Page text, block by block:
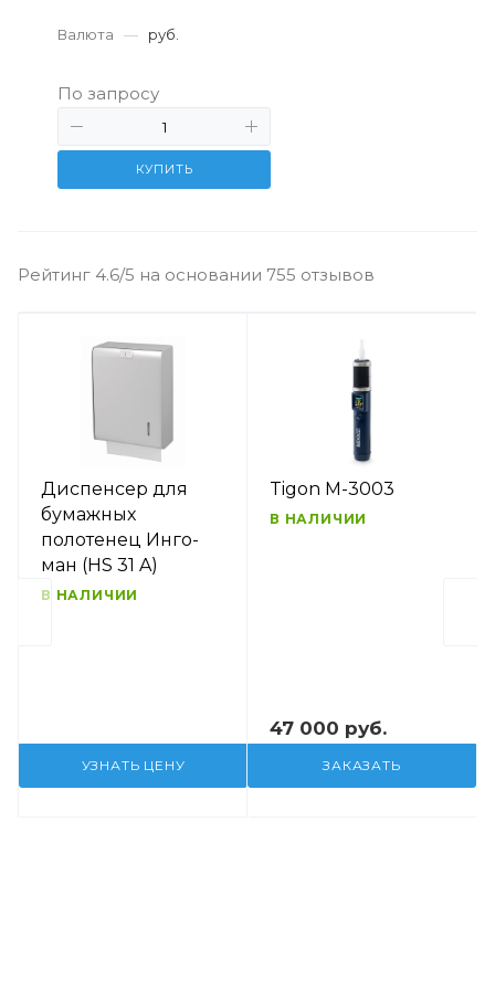
Валюта — руб.
По запросу
КУПИТЬ
Рейтинг 4.6/5 на основании 755 отзывов
Диспенсер для
бумажных
полотенец Инго-
ман (HS 31 A)
В НАЛИЧИИ
УЗНАТЬ ЦЕНУ
Tigon M-3003
В НАЛИЧИИ
47 000 руб.
ЗАКАЗАТЬ